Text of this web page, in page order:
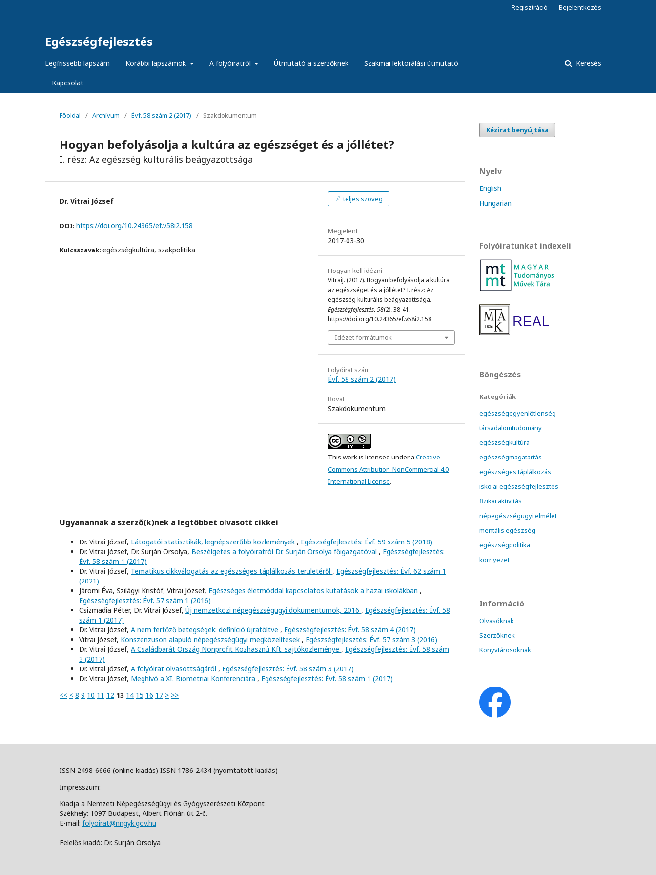
Egészségfejlesztés
Legfrissebb lapszám Korábbi lapszámok A folyóiratról Útmutató a szerzőknek Szakmai lektorálási útmutató
Kapcsolat
Keresés
Regisztráció Bejelentkezés
Főoldal / Archívum / Évf. 58 szám 2 (2017) / Szakdokumentum
Hogyan befolyásolja a kultúra az egészséget és a jóllétet?
I. rész: Az egészség kulturális beágyazottsága
Dr. Vitrai József
DOI: https://doi.org/10.24365/ef.v58i2.158
Kulcsszavak: egészségkultúra, szakpolitika
teljes szöveg
Megjelent
2017-03-30
Hogyan kell idézni
VitraiJ. (2017). Hogyan befolyásolja a kultúra
az egészséget és a jóllétet? I. rész: Az
egészség kulturális beágyazottsága.
Egészségfejlesztés,58(2), 38-41.
https://doi.org/10.24365/ef.v58i2.158
Idézet formátumok
Folyóirat szám
Évf. 58 szám 2 (2017)
Rovat
Szakdokumentum
This work is licensed under a Creative
Commons Attribution-NonCommercial 4.0
International License.
Ugyanannak a szerző(k)nek a legtöbbet olvasott cikkei
Dr. Vitrai József, Látogatói statisztikák, legnépszerűbb közlemények , Egészségfejlesztés: Évf. 59 szám 5 (2018)
Dr. Vitrai József, Dr. Surján Orsolya, Beszélgetés a folyóiratról Dr. Surján Orsolya főigazgatóval , Egészségfejlesztés:
Évf. 58 szám 1 (2017)
Dr. Vitrai József, Tematikus cikkválogatás az egészséges táplálkozás területéről , Egészségfejlesztés: Évf. 62 szám 1
(2021)
Járomi Éva, Szilágyi Kristóf, Vitrai József, Egészséges életmóddal kapcsolatos kutatások a hazai iskolákban ,
Egészségfejlesztés: Évf. 57 szám 1 (2016)
Csizmadia Péter, Dr. Vitrai József, Új nemzetközi népegészségügyi dokumentumok, 2016 , Egészségfejlesztés: Évf. 58
szám 1 (2017)
Dr. Vitrai József, A nem fertőző betegségek: definíció újratöltve , Egészségfejlesztés: Évf. 58 szám 4 (2017)
Vitrai József, Konszenzuson alapuló népegészségügyi megközelítések , Egészségfejlesztés: Évf. 57 szám 3 (2016)
Dr. Vitrai József, A Családbarát Ország Nonprofit Közhasznú Kft. sajtóközleménye , Egészségfejlesztés: Évf. 58 szám
3 (2017)
Dr. Vitrai József, A folyóirat olvasottságáról , Egészségfejlesztés: Évf. 58 szám 3 (2017)
Dr. Vitrai József, Meghívó a XI. Biometriai Konferenciára , Egészségfejlesztés: Évf. 58 szám 1 (2017)
<< < 8 9 10 11 12 13 14 15 16 17 > >>
Kézirat benyújtása
Nyelv
English
Hungarian
Folyóiratunkat indexeli
Böngészés
Kategóriák
egészségegyenlőtlenség
társadalomtudomány
egészségkultúra
egészségmagatartás
egészséges táplálkozás
iskolai egészségfejlesztés
fizikai aktivitás
népegészségügyi elmélet
mentális egészség
egészségpolitika
környezet
Információ
Olvasóknak
Szerzőknek
Könyvtárosoknak
ISSN 2498-6666 (online kiadás) ISSN 1786-2434 (nyomtatott kiadás)
Impresszum:
Kiadja a Nemzeti Népegészségügyi és Gyógyszerészeti Központ
Székhely: 1097 Budapest, Albert Flórián út 2-6.
E-mail: folyoirat@nngyk.gov.hu
Felelős kiadó: Dr. Surján Orsolya